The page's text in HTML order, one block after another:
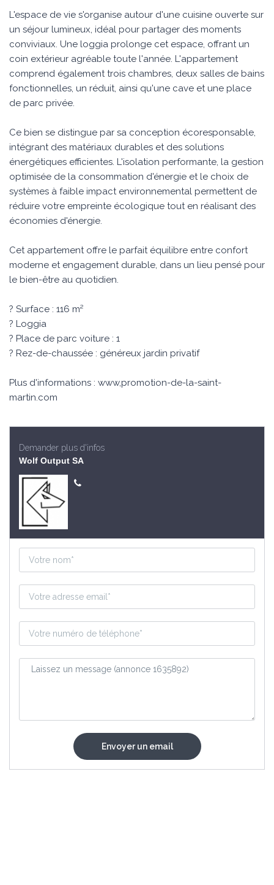
L'espace de vie s'organise autour d'une cuisine ouverte sur
un séjour lumineux, idéal pour partager des moments
conviviaux. Une loggia prolonge cet espace, offrant un
coin extérieur agréable toute l'année. L'appartement
comprend également trois chambres, deux salles de bains
fonctionnelles, un réduit, ainsi qu'une cave et une place
de parc privée.
Ce bien se distingue par sa conception écoresponsable,
intégrant des matériaux durables et des solutions
énergétiques efficientes. L'isolation performante, la gestion
optimisée de la consommation d'énergie et le choix de
systèmes à faible impact environnemental permettent de
réduire votre empreinte écologique tout en réalisant des
économies d'énergie.
Cet appartement offre le parfait équilibre entre confort
moderne et engagement durable, dans un lieu pensé pour
le bien-être au quotidien.
? Surface : 116 m²
? Loggia
? Place de parc voiture : 1
? Rez-de-chaussée : généreux jardin privatif
Plus d'informations : www,promotion-de-la-saint-
martin.com
Demander plus d'infos
Wolf Output SA